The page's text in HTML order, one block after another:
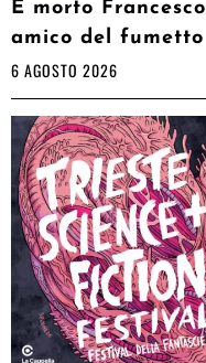
È morto
amico del fumetto
6 AGOSTO 2026